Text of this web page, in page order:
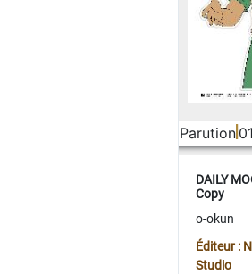
Parution
DAILY
Copy
o-okun
Éditeur :
Studio